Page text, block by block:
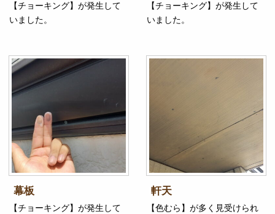
【チョーキング】が発生して
いました。
【チョーキング】が発生して
いました。
幕板
【チョーキング】が発生して
軒天
【色むら】が多く見受けられ